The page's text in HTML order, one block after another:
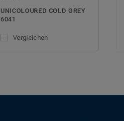
UNICOLOURED COLD GREY
6041
Vergleichen